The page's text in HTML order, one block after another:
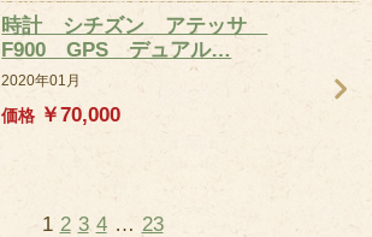
時計 シチズン アテッサ
F900 GPS デュアル…
2020年01月
価格 ￥70,000
1 2 3 4 … 23